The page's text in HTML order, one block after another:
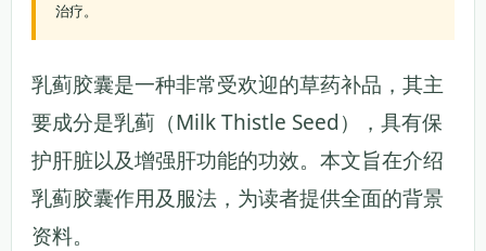
治疗。
乳蓟胶囊是一种非常受欢迎的草药补品，其主
要成分是乳蓟（Milk Thistle Seed），具有保
护肝脏以及增强肝功能的功效。本文旨在介绍
乳蓟胶囊作用及服法，为读者提供全面的背景
资料。